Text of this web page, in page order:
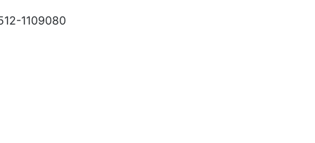
1109080